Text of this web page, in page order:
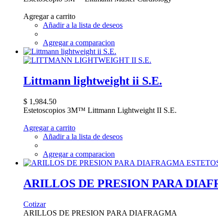
Agregar a carrito
Añadir a la lista de deseos
Agregar a comparacion
Littmann lightweight ii S.E.
$ 1,984.50
Estetoscopios 3M™ Littmann Lightweight II S.E.
Agregar a carrito
Añadir a la lista de deseos
Agregar a comparacion
ARILLOS DE PRESION PARA
Cotizar
ARILLOS DE PRESION PARA DIAFRAGMA